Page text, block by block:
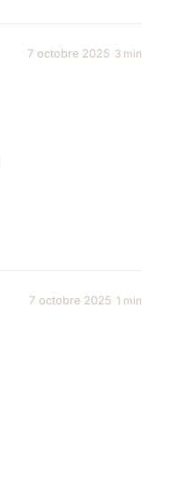
7 octobre 2025 3 min
7 octobre 2025 1 min